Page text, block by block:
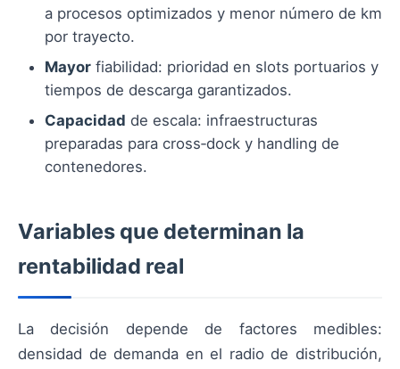
a procesos optimizados y menor número de km
por trayecto.
Mayor fiabilidad: prioridad en slots portuarios y
tiempos de descarga garantizados.
Capacidad de escala: infraestructuras
preparadas para cross‑dock y handling de
contenedores.
Variables que determinan la
rentabilidad real
La decisión depende de factores medibles:
densidad de demanda en el radio de distribución,